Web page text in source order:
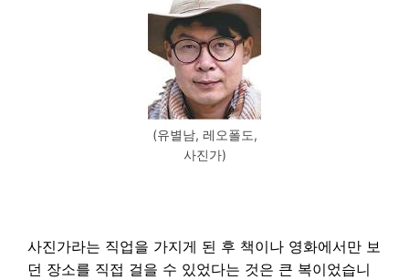
(유별남, 레오폴도,
사진가)
사진가라는 직업을 가지게 된 후 책이나 영화에서만 보
던 장소를 직접 걸을 수 있었다는 것은 큰 복이었습니